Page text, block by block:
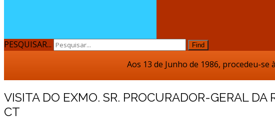
PESQUISAR... Find
Aos 13 de Junho de 1986, procedeu-se à
VISITA DO EXMO. SR. PROCURADOR-GERAL
CT